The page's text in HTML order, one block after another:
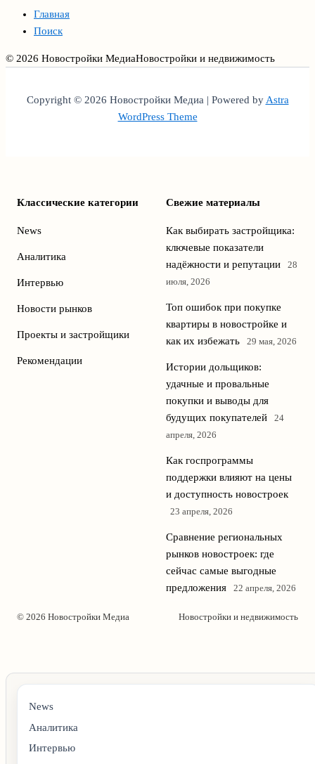
Главная
Поиск
© 2026 Новостройки МедиаНовостройки и недвижимость
Copyright © 2026 Новостройки Медиа | Powered byAstra
WordPress Theme
Классические категории
News
Аналитика
Интервью
Новости рынков
Проекты и застройщики
Рекомендации
Свежие материалы
Как выбирать застройщика:
ключевые показатели
надёжности и репутации
28
июля, 2026
Топ ошибок при покупке
квартиры в новостройке и
как их избежать
29 мая, 2026
Истории дольщиков:
удачные и провальные
покупки и выводы для
будущих покупателей
24
апреля, 2026
Как госпрограммы
поддержки влияют на цены
и доступность новостроек
23 апреля, 2026
Сравнение региональных
рынков новостроек: где
сейчас самые выгодные
предложения
22 апреля, 2026
© 2026 Новостройки Медиа Новостройки и недвижимость
News
Аналитика
Интервью